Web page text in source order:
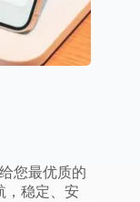
您最优质的
，稳定、安